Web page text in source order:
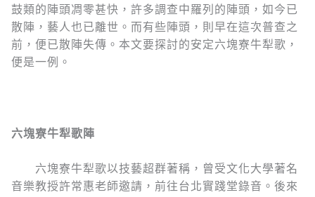
鼓類的陣頭凋零甚快，許多調查中羅列的陣頭，如今已
散陣，藝人也已離世。而有些陣頭，則早在這次普查之
前，便已散陣失傳。本文要探討的安定六塊寮牛犁歌，
便是一例。
六塊寮牛犁歌陣
六塊寮牛犁歌以技藝超群著稱，曾受文化大學著名
音樂教授許常惠老師邀請，前往台北實踐堂錄音。後來